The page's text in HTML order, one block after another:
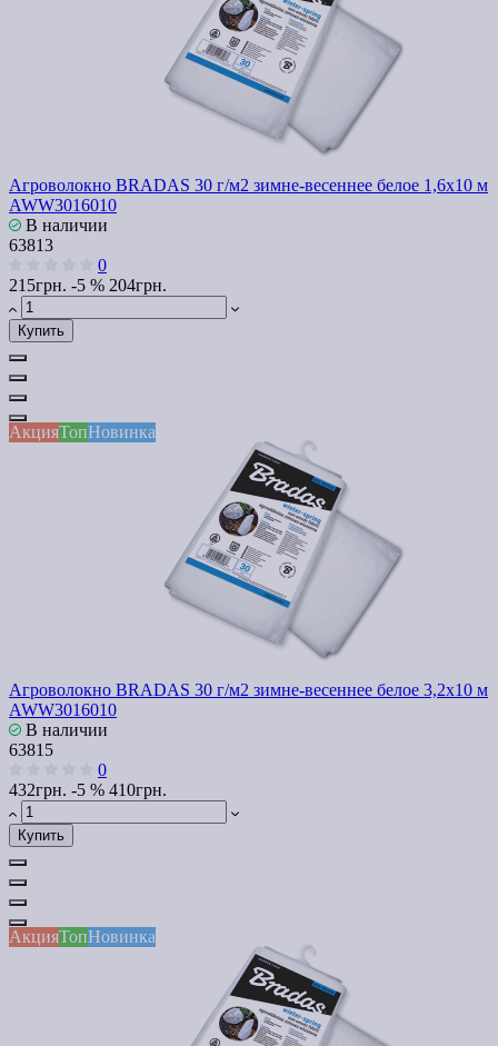
Агроволокно BRADAS 30 г/м2 зимне-весеннее белое 1,6x10 м
AWW3016010
В наличии
63813
0
215грн. -5 % 204грн.
Купить
АкцияТопНовинка
Агроволокно BRADAS 30 г/м2 зимне-весеннее белое 3,2x10 м
AWW3016010
В наличии
63815
0
432грн. -5 % 410грн.
Купить
АкцияТопНовинка